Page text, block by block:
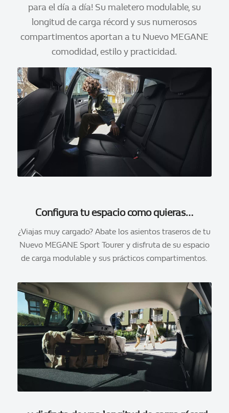
para el día a día! Su maletero modulable, su
longitud de carga récord y sus numerosos
compartimentos aportan a tu Nuevo MEGANE
comodidad, estilo y practicidad.
Configura tu espacio como quieras…
¿Viajas muy cargado? Abate los asientos traseros de tu
Nuevo MEGANE Sport Tourer y disfruta de su espacio
de carga modulable y sus prácticos compartimentos.